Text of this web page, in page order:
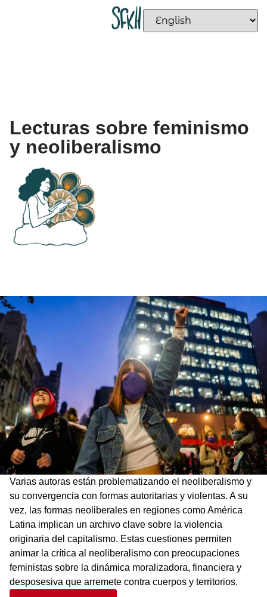
Lecturas sobre feminismo
y neoliberalismo
Varias autoras están problematizando el neoliberalismo y
su convergencia con formas autoritarias y violentas. A su
vez, las formas neoliberales en regiones como América
Latina implican un archivo clave sobre la violencia
originaria del capitalismo. Estas cuestiones permiten
animar la crítica al neoliberalismo con preocupaciones
feministas sobre la dinámica moralizadora, financiera y
desposesiva que arremete contra cuerpos y territorios.